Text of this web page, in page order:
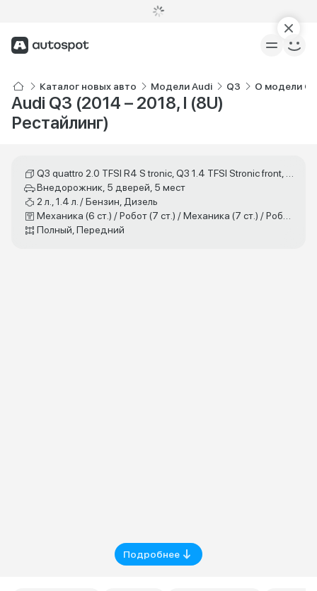
Каталог новых авто Модели Audi Q3 О модели
Audi Q3 (2014 – 2018, I (8U)
Рестайлинг)
Внедорожник, 5 дверей, 5 мест
2 л., 1.4 л. / Бензин, Дизель
Полный, Передний
Подробнее